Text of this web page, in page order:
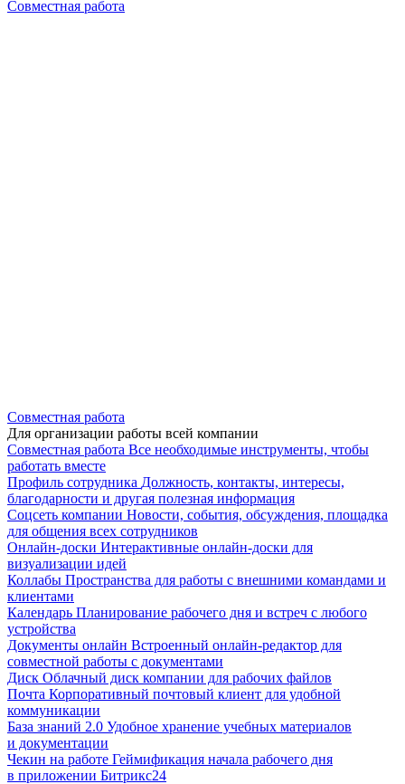
Совместная работа
Совместная работа
Для организации работы всей компании
Совместная работа Все необходимые инструменты, чтобы
работать вместе
Профиль сотрудника Должность, контакты, интересы,
благодарности и другая полезная информация
Соцсеть компании Новости, события, обсуждения, площадка
для общения всех сотрудников
Онлайн-доски Интерактивные онлайн-доски для
визуализации идей
Коллабы Пространства для работы с внешними командами и
клиентами
Календарь Планирование рабочего дня и встреч с любого
устройства
Документы онлайн Встроенный онлайн-редактор для
совместной работы с документами
Диск Облачный диск компании для рабочих файлов
Почта Корпоративный почтовый клиент для удобной
коммуникации
База знаний 2.0 Удобное хранение учебных материалов
и документации
Чекин на работе Геймификация начала рабочего дня
в приложении Битрикс24